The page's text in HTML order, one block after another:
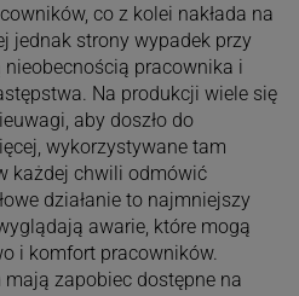
co z kolei nakłada na
jednak strony wypadek przy
pracownika i
Na produkcji wiele się
aby doszło do
wykorzystywane tam
każdej chwili odmówić
działanie to najmniejszy
awarie, które mogą
i komfort pracowników.
zapobiec dostępne na